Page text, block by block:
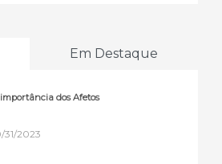
Em Destaque
dos Afetos
31/2023